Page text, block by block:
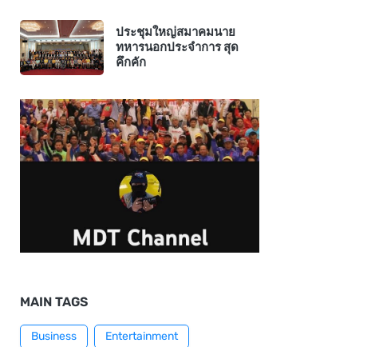
ประชุมใหญ่สมาคมนาย
ทหารนอกประจำการ สุด
คึกคัก
MAIN TAGS
Business Entertainment